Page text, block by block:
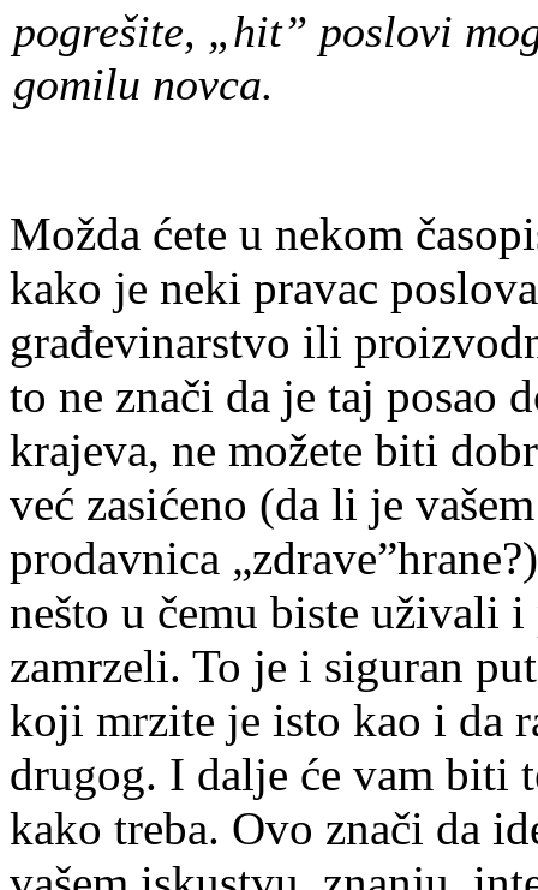
pogrešite, „hit” poslovi
gomilu novca.
Možda ćete u nekom
kako je neki pravac
građevinarstvo ili
to ne znači da je taj posao
krajeva, ne možete biti
već zasićeno (da li je
prodavnica
nešto u čemu biste uživali
zamrzeli. To je i siguran
koji mrzite je isto kao i da
drugog. I dalje će vam biti
kako treba. Ovo znači da